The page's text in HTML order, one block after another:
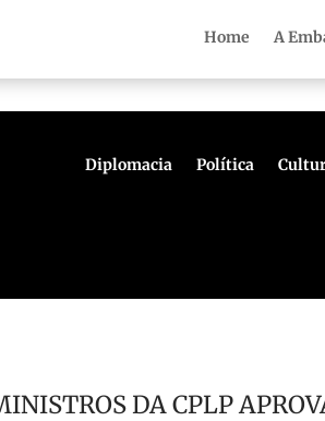
Home A
Diplomacia Política
DA CPLP